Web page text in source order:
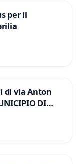
per il
di via Anton
DI